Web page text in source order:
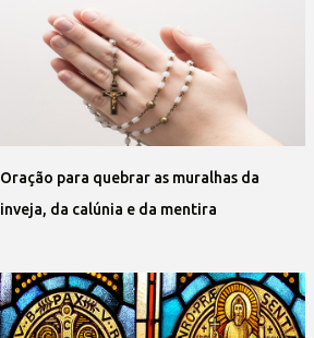
Oração para quebrar as muralhas da
inveja, da calúnia e da mentira